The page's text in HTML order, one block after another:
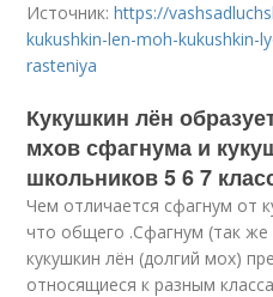
Источник:https://
kukushkin-len-moh-kukushkin-
rasteniya
Кукушкин лён
мхов сфагнума и
школьников 5 6 7
Чем отличается сфагнум от
что общего .Сфагнум (так
кукушкин лён (долгий мох)
относящиеся к разным